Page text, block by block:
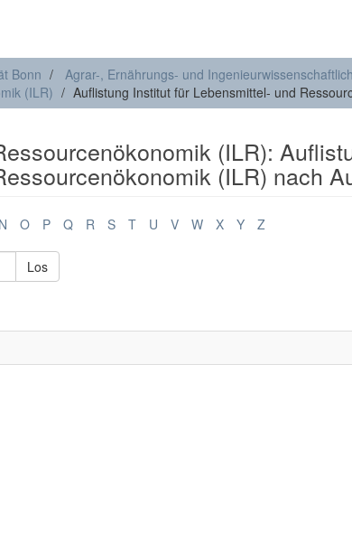
Bonn
Agrar-, Ernährungs- und
(ILR)
Auflistung Institut für Lebensmittel- und
(ILR):
(ILR) nach
N O P Q R S T U V W X Y Z
Los